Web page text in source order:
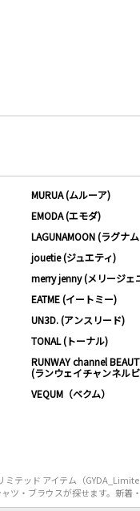
MURUA (ムルーア)
EMODA (エモダ)
LAGUNAMOON (ラグナ
jouetie (ジュエティ)
merry jenny (メリージェ
EATME (イートミー)
UN3D. (アンスリード)
TONAL (トーナル)
RUNWAY channel
(ランウェイチャンネル
VEQUM（ベクム）
テッド アイテム（
ツ・ブラウスが探せます。新